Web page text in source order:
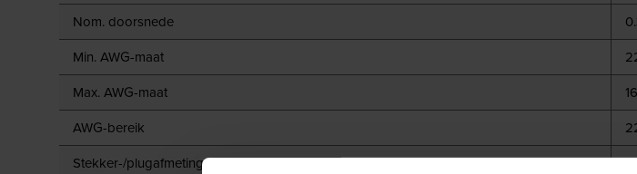
Nom. doorsnede
Min. AWG-maat
Max. AWG-maat
16
AWG-bereik
Stekker-/plugafmetingen